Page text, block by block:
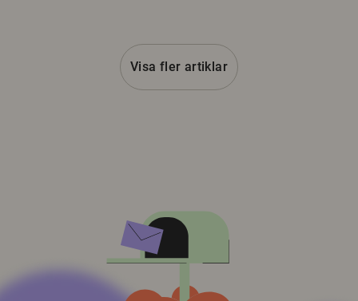
Visa fler artiklar